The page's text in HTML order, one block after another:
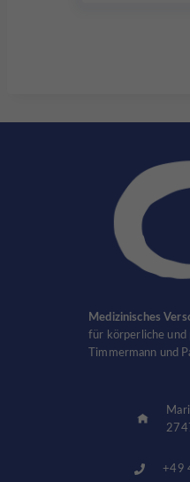
Medizinisches
für körperliche und
Timmermann und
+49